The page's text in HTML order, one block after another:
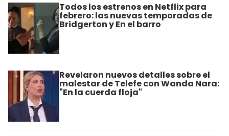
Todos los estrenos en Netflix para
febrero: las nuevas temporadas de
Bridgerton y En el barro
Revelaron nuevos detalles sobre el
malestar de Telefe con Wanda Nara:
"En la cuerda floja"